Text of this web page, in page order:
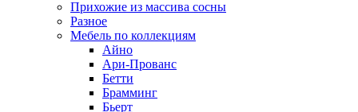
Прихожие из массива сосны
Разное
Мебель по коллекциям
Айно
Ари-Прованс
Бетти
Брамминг
Бьерт